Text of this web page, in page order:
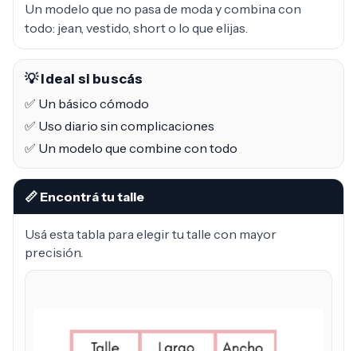
Un modelo que no pasa de moda y combina con
todo: jean, vestido, short o lo que elijas.
💡 Ideal si buscás
✅ Un básico cómodo
✅ Uso diario sin complicaciones
✅ Un modelo que combine con todo
📏 Encontrá tu talle
Usá esta tabla para elegir tu talle con mayor
precisión.